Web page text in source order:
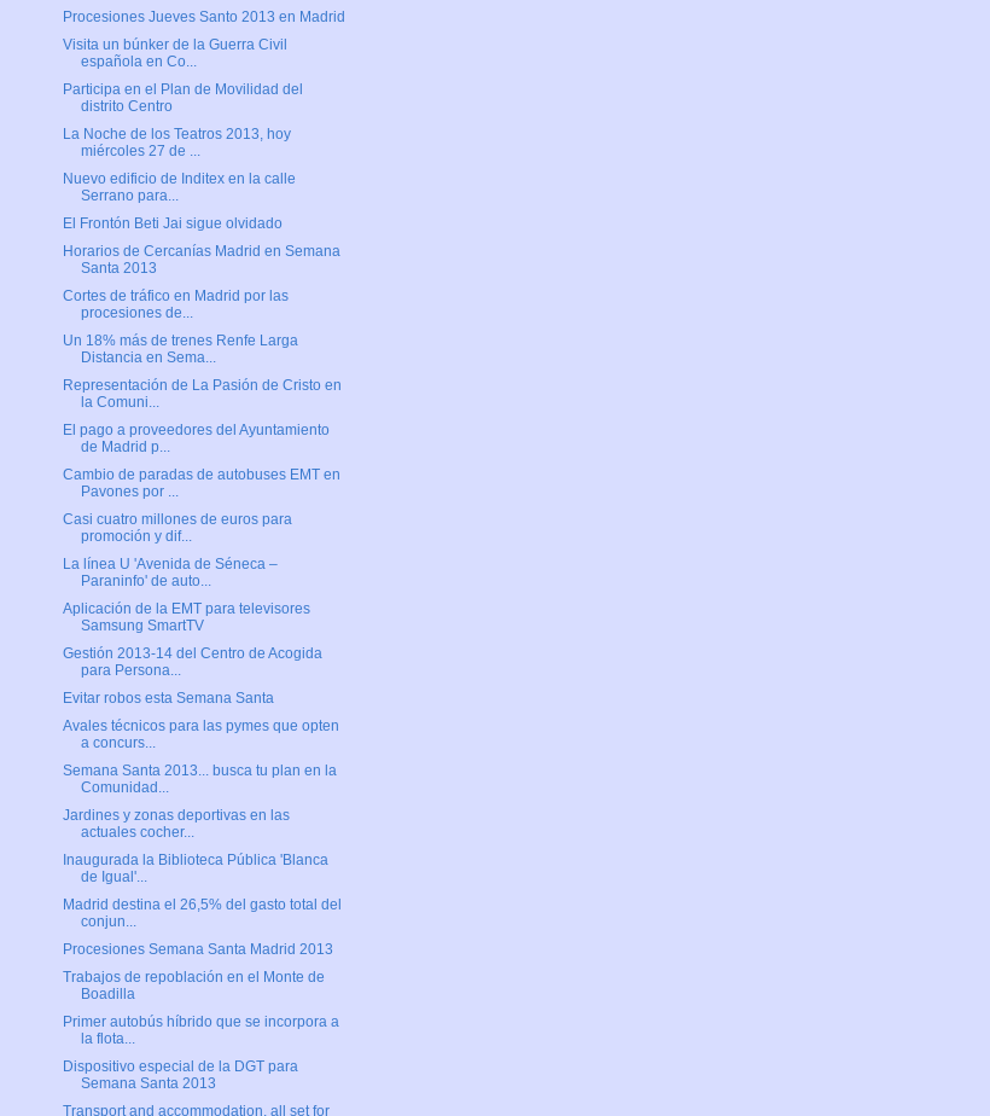
Procesiones Jueves Santo 2013 en Madrid
Visita un búnker de la Guerra Civil
española en Co...
Participa en el Plan de Movilidad del
distrito Centro
La Noche de los Teatros 2013, hoy
miércoles 27 de ...
Nuevo edificio de Inditex en la calle
Serrano para...
El Frontón Beti Jai sigue olvidado
Horarios de Cercanías Madrid en Semana
Santa 2013
Cortes de tráfico en Madrid por las
procesiones de...
Un 18% más de trenes Renfe Larga
Distancia en Sema...
Representación de La Pasión de Cristo en
la Comuni...
El pago a proveedores del Ayuntamiento
de Madrid p...
Cambio de paradas de autobuses EMT en
Pavones por ...
Casi cuatro millones de euros para
promoción y dif...
La línea U 'Avenida de Séneca –
Paraninfo' de auto...
Aplicación de la EMT para televisores
Samsung SmartTV
Gestión 2013-14 del Centro de Acogida
para Persona...
Evitar robos esta Semana Santa
Avales técnicos para las pymes que opten
a concurs...
Semana Santa 2013... busca tu plan en la
Comunidad...
Jardines y zonas deportivas en las
actuales cocher...
Inaugurada la Biblioteca Pública 'Blanca
de Igual'...
Madrid destina el 26,5% del gasto total del
conjun...
Procesiones Semana Santa Madrid 2013
Trabajos de repoblación en el Monte de
Boadilla
Primer autobús híbrido que se incorpora a
la flota...
Dispositivo especial de la DGT para
Semana Santa 2013
Transport and accommodation, all set for